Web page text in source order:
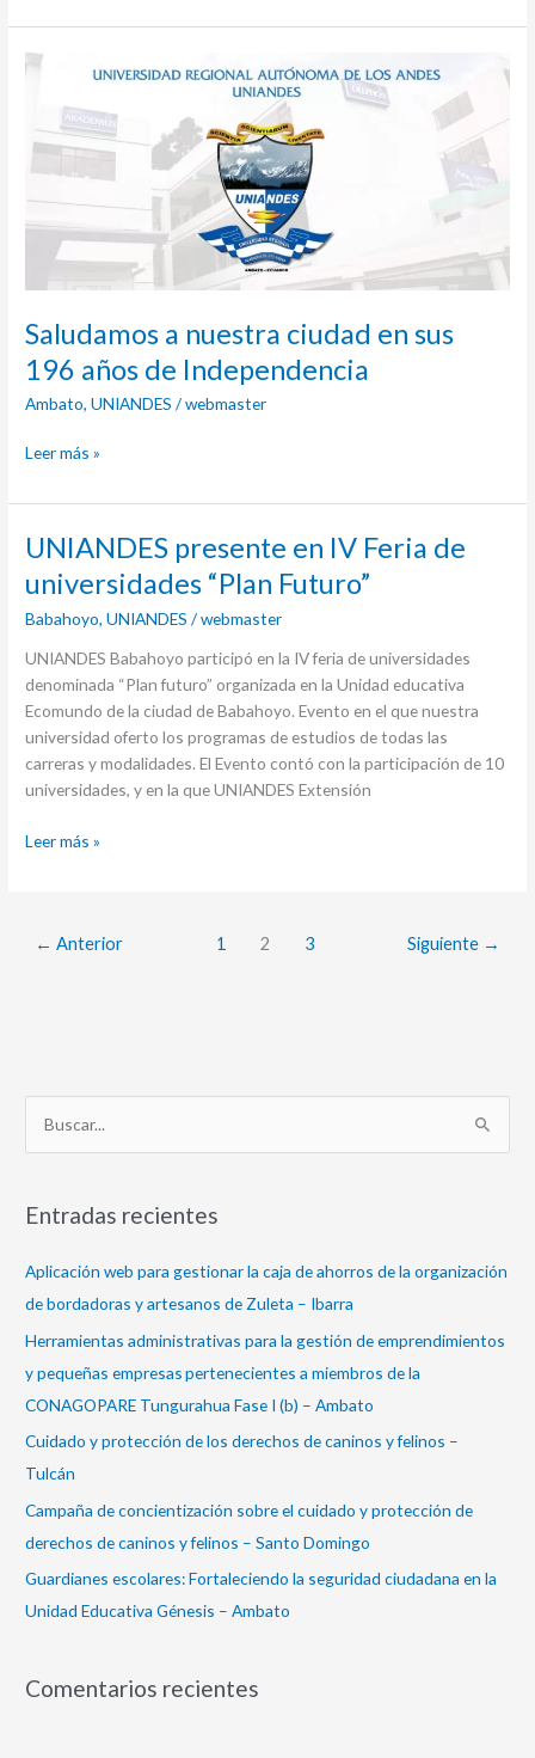
Saludamos a nuestra ciudad en sus
196 años de Independencia
Ambato,UNIANDES /webmaster
Saludamos
nuestra
ciudad
en
196
años
Leer más »
UNIANDES presente en IV Feria de
universidades “Plan Futuro”
Babahoyo,UNIANDES /webmaster
UNIANDES Babahoyo participó en la IV feria de universidades
denominada “Plan futuro” organizada en la Unidad educativa
Ecomundo de la ciudad de Babahoyo. Evento en el que nuestra
universidad oferto los programas de estudios de todas las
carreras y modalidades. El Evento contó con la participación de 10
universidades, y en la que UNIANDES Extensión
UNIANDES
en
IV
Leer más »
← Anterior 1 2 3 Siguiente →
c
r
Entradas recientes
Aplicación web para gestionar la caja de ahorros de la organización
de bordadoras y artesanos de Zuleta – Ibarra
Herramientas administrativas para la gestión de emprendimientos
y pequeñas empresas pertenecientes a miembros de la
CONAGOPARE Tungurahua Fase I (b) – Ambato
Cuidado y protección de los derechos de caninos y felinos –
Tulcán
Campaña de concientización sobre el cuidado y protección de
derechos de caninos y felinos – Santo Domingo
Guardianes escolares: Fortaleciendo la seguridad ciudadana en la
Unidad Educativa Génesis – Ambato
Comentarios recientes